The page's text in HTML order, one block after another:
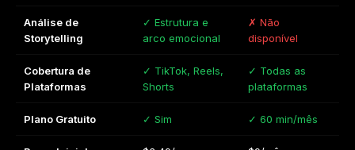
Análise de
Storytelling
✓ Estrutura e
arco emocional
✗ Não
disponível
Cobertura de
Plataformas
✓ TikTok, Reels,
Shorts
✓ Todas as
plataformas
Plano Gratuito ✓ Sim ✓ 60 min/mês